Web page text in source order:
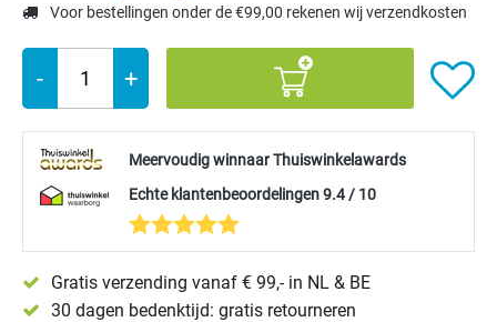
Voor bestellingen onder de €99,00 rekenen wij verzendkosten
- +
Meervoudig winnaar Thuiswinkelawards
Echte klantenbeoordelingen 9.4 / 10
Gratis verzending vanaf € 99,- in NL & BE
30 dagen bedenktijd: gratis retourneren